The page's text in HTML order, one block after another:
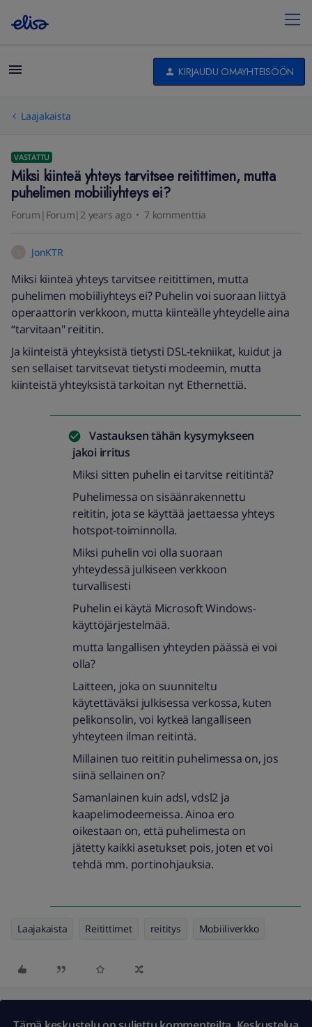
KIRJAUDU OMAYHTEISÖÖN
Laajakaista
VASTATTU
Miksi kiinteä yhteys tarvitsee reitittimen, mutta
puhelimen mobiiliyhteys ei?
Forum|Forum|2 years ago 7 kommenttia
JonKTR
Miksi kiinteä yhteys tarvitsee reitittimen, mutta
puhelimen mobiiliyhteys ei? Puhelin voi suoraan liittyä
operaattorin verkkoon, mutta kiinteälle yhteydelle aina
“tarvitaan" reititin.
Ja kiinteistä yhteyksistä tietysti DSL-tekniikat, kuidut ja
sen sellaiset tarvitsevat tietysti modeemin, mutta
kiinteistä yhteyksistä tarkoitan nyt Ethernettiä.
Vastauksen tähän kysymykseen
jakoi irritus
Miksi sitten puhelin ei tarvitse reititintä?
Puhelimessa on sisäänrakennettu
reititin, jota se käyttää jaettaessa yhteys
hotspot-toiminnolla.
Miksi puhelin voi olla suoraan
yhteydessä julkiseen verkkoon
turvallisesti
Puhelin ei käytä Microsoft Windows-
käyttöjärjestelmää.
mutta langallisen yhteyden päässä ei voi
olla?
Laitteen, joka on suunniteltu
käytettäväksi julkisessa verkossa, kuten
pelikonsolin, voi kytkeä langalliseen
yhteyteen ilman reitintä.
Millainen tuo reititin puhelimessa on, jos
siinä sellainen on?
Samanlainen kuin adsl, vdsl2 ja
kaapelimodeemeissa. Ainoa ero
oikestaan on, että puhelimesta on
jätetty kaikki asetukset pois, joten et voi
tehdä mm. portinohjauksia.
Laajakaista Reitittimet reititys Mobiiliverkko